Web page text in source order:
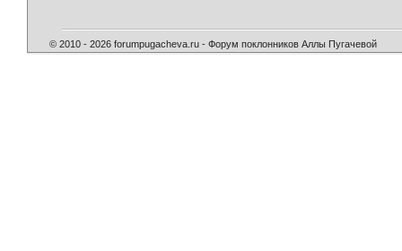
© 2010 - 2026 forumpugacheva.ru - Форум поклонников Аллы Пугачевой